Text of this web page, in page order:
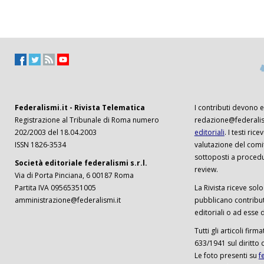
Federalismi.it - Rivista Telematica
Registrazione al Tribunale di Roma numero
202/2003 del 18.04.2003
ISSN 1826-3534
Società editoriale federalismi s.r.l.
Via di Porta Pinciana, 6 00187 Roma
Partita IVA 09565351005
amministrazione@federalismi.it
I contributi devono
editoriali. I testi
valutazione del
sottoposti a
review.
La Rivista riceve
pubblicano
editoriali o ad esse
Tutti gli articoli
633/1941 sul diritto
Le foto presenti su